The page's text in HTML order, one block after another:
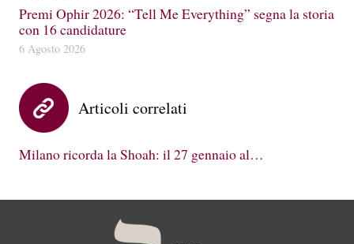
Premi Ophir 2026: “Tell Me Everything” segna la storia
con 16 candidature
6 Agosto 2026
Articoli correlati
Milano ricorda la Shoah: il 27 gennaio al…